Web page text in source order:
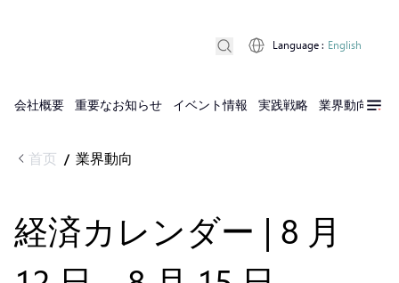
会社概要 重要なお知らせ イベント情報 実践戦略 業界動向 実
Language : English
首页 / 業界動向
経済カレンダー | 8 月